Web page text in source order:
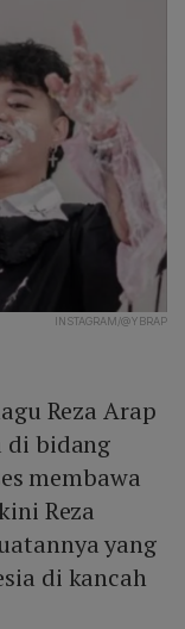
INSTAGRAM/@YBRAP
Reza Arap
di bidang
membawa
Reza
yang
di kancah